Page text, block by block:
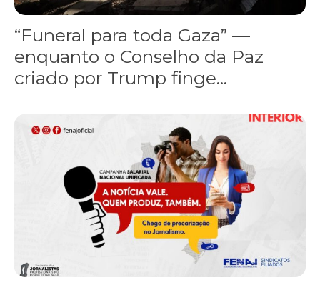
“Funeral para toda Gaza” —
enquanto o Conselho da Paz
criado por Trump finge...
Assinada nova CCT de jornais e revistas do interior